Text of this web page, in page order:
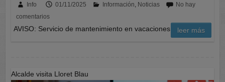
Info 01/11/2025 Información, Noticias
No hay
comentarios
AVISO: Servicio de mantenimiento en vacaciones leer más
Alcalde visita Lloret Blau